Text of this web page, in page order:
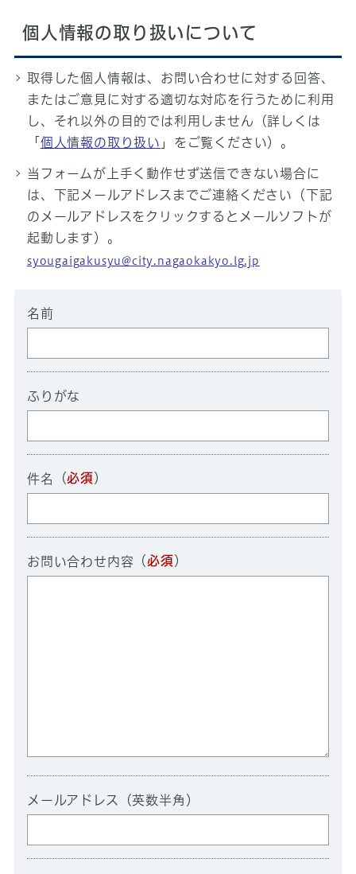
個人情報の取り扱いについて
取得した個人情報は、お問い合わせに対する回答、
またはご意見に対する適切な対応を行うために利用
し、それ以外の目的では利用しません（詳しくは
「 個人情報の取り扱い 」をご覧ください）。
当フォームが上手く動作せず送信できない場合に
は、下記メールアドレスまでご連絡ください（下記
のメールアドレスをクリックするとメールソフトが
起動します）。
syougaigakusyu@city.nagaokakyo.lg.jp
名前
ふりがな
件名 （必須 ）
お問い合わせ内容 （必須 ）
メールアドレス（英数半角）